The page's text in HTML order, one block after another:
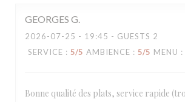
GEORGES G
2026-07-25 - 19:45 - GUESTS 2
SERVICE : 5/5 AMBIENCE : 5/5 MENU :
Bonne qualité des plats, service rapide